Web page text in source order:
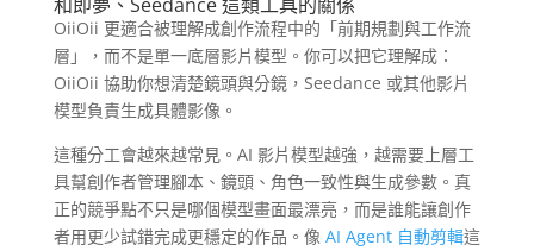
OiiOii 更適合被理解成創作流程中的「前期規劃與工作流
層」，而不是單一底層影片模型。你可以把它理解成：
OiiOii 協助你想清楚鏡頭與分鏡，Seedance 或其他影片
模型負責生成具體影像。
這種分工會越來越常見。AI 影片模型越強，越需要上層工
具幫創作者管理腳本、鏡頭、角色一致性與生成參數。真
正的競爭點不只是哪個模型畫面最漂亮，而是誰能讓創作
者用更少試錯完成更穩定的作品。像 AI Agent 自動剪輯這